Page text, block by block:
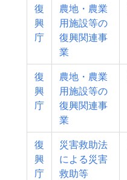
復
興
庁
農地・農業
用施設等の
復興関連事
業
復
興
庁
農地・農業
用施設等の
復興関連事
業
復
興
庁
災害救助法
による災害
救助等